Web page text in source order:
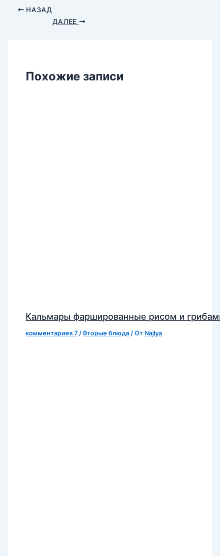
НАЗАД
ДАЛЕЕ
Похожие записи
Кальмары фаршированные рисом и
комментариев 7 / Вторые блюда / От Najlya